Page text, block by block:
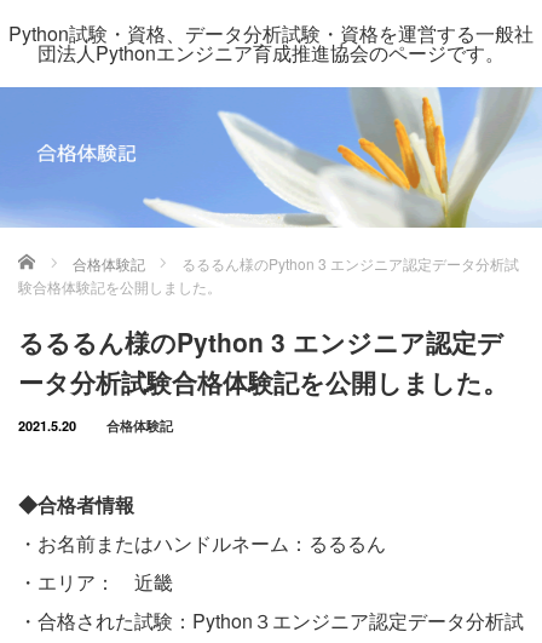
Python試験・資格、データ分析試験・資格を運営する一般社
団法人Pythonエンジニア育成推進協会のページです。
ホーム 合格体験記
るるるん様のPython 3 エンジニア認定データ分析試
験合格体験記を公開しました。
るるるん様のPython 3 エンジニア認定デ
ータ分析試験合格体験記を公開しました。
2021.5.20 合格体験記
◆合格者情報
・お名前またはハンドルネーム：るるるん
・エリア： 近畿
・合格された試験：Python３エンジニア認定データ分析試